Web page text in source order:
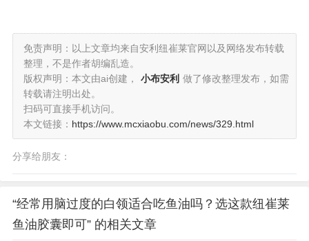
免责声明：以上文章均来自安利纽崔莱官网以及网络发布转载
整理，不是作者胡编乱造。
版权声明：本文由ai创建，
小布安利 做了修改整理发布，如需
转载请注明出处。
扫码可直接手机访问。
本文链接： https://www.mcxiaobu.com/news/329.html
分享给朋友：
“经常用脑过度的白领适合吃鱼油吗？选这款纽崔莱
鱼油胶囊即可” 的相关文章